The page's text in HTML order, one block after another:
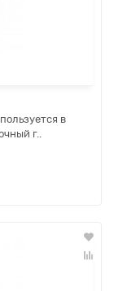
в
г..